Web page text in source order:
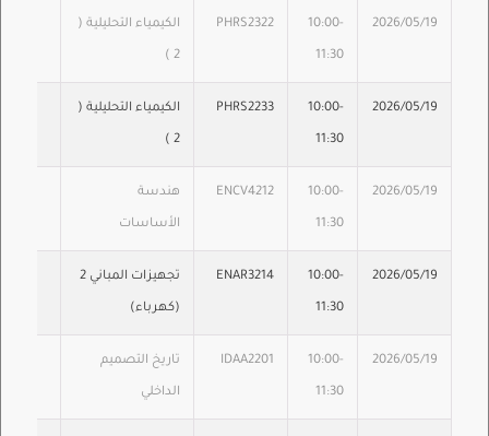
2026/05/19
10:00-
11:30
PHRS2322 الكيمياء التحليلية (
2 )
2026/05/19
10:00-
11:30
PHRS2233 الكيمياء التحليلية (
2 )
2026/05/19
10:00-
11:30
ENCV4212 هندسة
الأساسات
2026/05/19
10:00-
11:30
ENAR3214 تجهيزات المباني 2
(كهرباء)
2026/05/19
10:00-
11:30
IDAA2201 تاريخ التصميم
الداخلي